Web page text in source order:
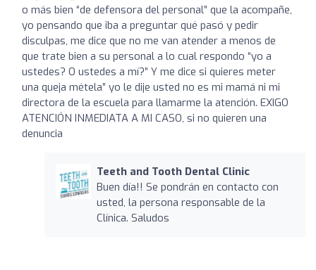
o más bien “de defensora del personal” que la acompañe,
yo pensando que iba a preguntar qué pasó y pedir
disculpas, me dice que no me van atender a menos de
que trate bien a su personal a lo cual respondo “yo a
ustedes? O ustedes a mí?” Y me dice si quieres meter
una queja métela” yo le dije usted no es mi mamá ni mi
directora de la escuela para llamarme la atención. EXIGO
ATENCIÓN INMEDIATA A MI CASO, si no quieren una
denuncia
Teeth and Tooth Dental Clinic
Buen día!! Se pondrán en contacto con
usted, la persona responsable de la
Clínica. Saludos